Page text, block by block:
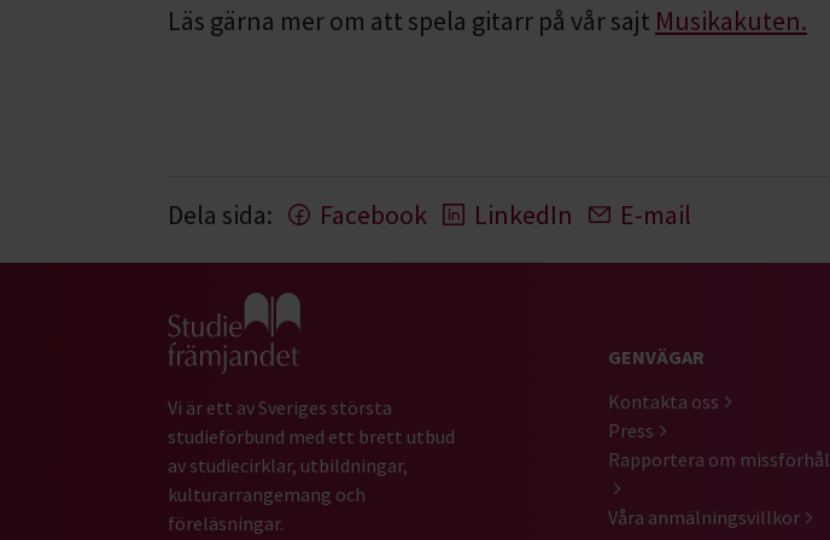
Läs gärna mer om att spela gitarr på vår sajt Musikakuten.
Dela sida: Facebook LinkedIn E-mail
Gå till studiefrämjandets startsida
Vi är ett av Sveriges största
studieförbund med ett brett utbud
av studiecirklar, utbildningar,
kulturarrangemang och
föreläsningar.
GENVÄGAR
Kontakta oss
Press
Rapportera om
Våra anmälningsvillkor